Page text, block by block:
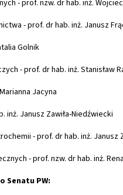
- prof. nzw. dr hab. inż.
- prof. dr hab. inż. Janusz
Golnik
- prof. dr hab. inż. Stanisław
Jacyna
inż. Janusz Zawiła-Niedźwiecki
- prof. dr hab. inż. Janusz
- prof. nzw. dr hab. inż.
Senatu PW: